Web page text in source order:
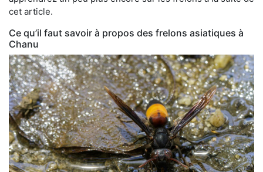
cet article.
Ce qu’il faut savoir à propos des frelons asiatiques à
Chanu